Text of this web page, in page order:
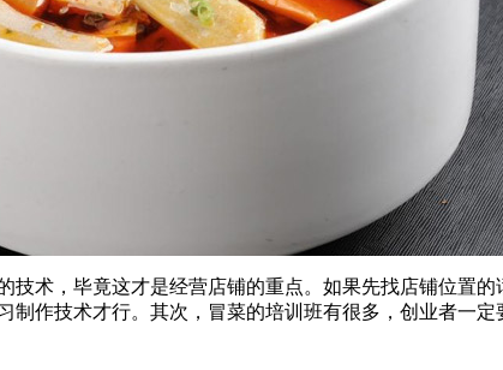
技术，毕竟这才是经营店铺的重点。如果先找店铺位置
制作技术才行。其次，冒菜的培训班有很多，创业者一